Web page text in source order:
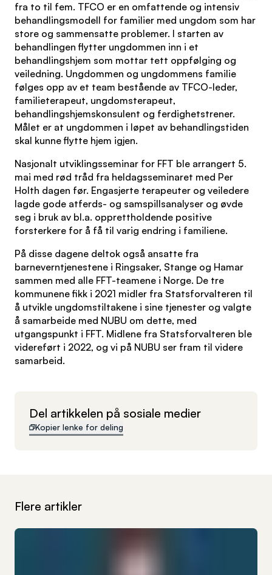
fra to til fem. TFCO er en omfattende og intensiv
behandlingsmodell for familier med ungdom som har
store og sammensatte problemer. I starten av
behandlingen flytter ungdommen inn i et
behandlingshjem som mottar tett oppfølging og
veiledning. Ungdommen og ungdommens familie
følges opp av et team bestående av TFCO-leder,
familieterapeut, ungdomsterapeut,
behandlingshjemskonsulent og ferdighetstrener.
Målet er at ungdommen i løpet av behandlingstiden
skal kunne flytte hjem igjen.
Nasjonalt utviklingsseminar for FFT ble arrangert 5.
mai med rød tråd fra heldagsseminaret med Per
Holth dagen før. Engasjerte terapeuter og veiledere
lagde gode atferds- og samspillsanalyser og øvde
seg i bruk av bl.a. opprettholdende positive
forsterkere for å få til varig endring i familiene.
På disse dagene deltok også ansatte fra
barneverntjenestene i Ringsaker, Stange og Hamar
sammen med alle FFT-teamene i Norge. De tre
kommunene fikk i 2021 midler fra Statsforvalteren til
å utvikle ungdomstiltakene i sine tjenester og valgte
å samarbeide med NUBU om dette, med
utgangspunkt i FFT. Midlene fra Statsforvalteren ble
videreført i 2022, og vi på NUBU ser fram til videre
samarbeid.
Del artikkelen på sosiale medier
Kopier lenke for deling
Flere artikler